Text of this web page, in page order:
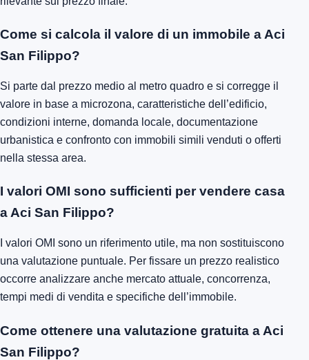
Come si calcola il valore di un immobile a Aci
San Filippo?
Si parte dal prezzo medio al metro quadro e si corregge il
valore in base a microzona, caratteristiche dell’edificio,
condizioni interne, domanda locale, documentazione
urbanistica e confronto con immobili simili venduti o offerti
nella stessa area.
I valori OMI sono sufficienti per vendere casa
a Aci San Filippo?
I valori OMI sono un riferimento utile, ma non sostituiscono
una valutazione puntuale. Per fissare un prezzo realistico
occorre analizzare anche mercato attuale, concorrenza,
tempi medi di vendita e specifiche dell’immobile.
Come ottenere una valutazione gratuita a Aci
San Filippo?